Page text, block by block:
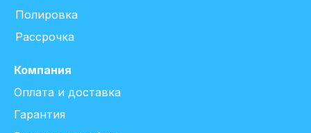
Полировка
Рассрочка
Компания
Оплата и доставка
Гарантия